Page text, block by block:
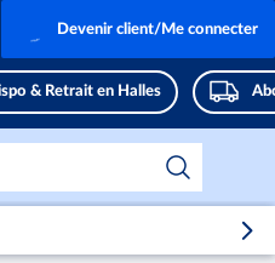
& Retrait en Halles
Devenir client/Me connecter